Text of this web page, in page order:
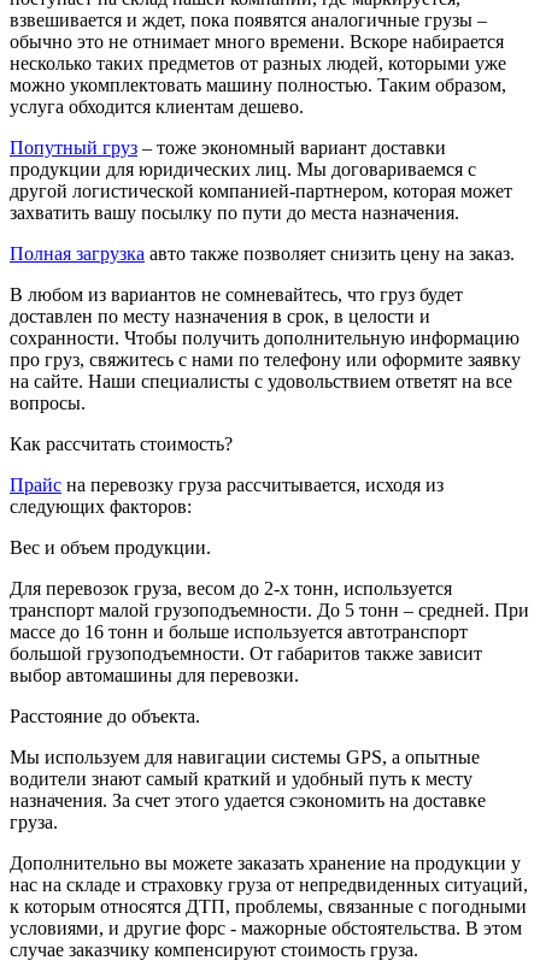
взвешивается и ждет, пока появятся аналогичные грузы –
обычно это не отнимает много времени. Вскоре набирается
несколько таких предметов от разных людей, которыми уже
можно укомплектовать машину полностью. Таким образом,
услуга обходится клиентам дешево.
Попутный груз – тоже экономный вариант доставки
продукции для юридических лиц. Мы договариваемся с
другой логистической компанией-партнером, которая может
захватить вашу посылку по пути до места назначения.
Полная загрузка авто также позволяет снизить цену на заказ.
В любом из вариантов не сомневайтесь, что груз будет
доставлен по месту назначения в срок, в целости и
сохранности. Чтобы получить дополнительную информацию
про груз, свяжитесь с нами по телефону или оформите заявку
на сайте. Наши специалисты с удовольствием ответят на все
вопросы.
Как рассчитать стоимость?
Прайс на перевозку груза рассчитывается, исходя из
следующих факторов:
Вес и объем продукции.
Для перевозок груза, весом до 2-х тонн, используется
транспорт малой грузоподъемности. До 5 тонн – средней. При
массе до 16 тонн и больше используется автотранспорт
большой грузоподъемности. От габаритов также зависит
выбор автомашины для перевозки.
Расстояние до объекта.
Мы используем для навигации системы GPS, а опытные
водители знают самый краткий и удобный путь к месту
назначения. За счет этого удается сэкономить на доставке
груза.
Дополнительно вы можете заказать хранение на продукции у
нас на складе и страховку груза от непредвиденных ситуаций,
к которым относятся ДТП, проблемы, связанные с погодными
условиями, и другие форс - мажорные обстоятельства. В этом
случае заказчику компенсируют стоимость груза.